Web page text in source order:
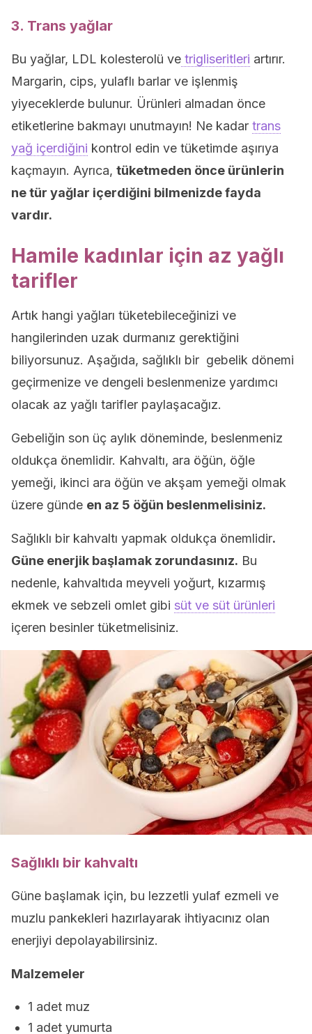
3. Trans yağlar
Bu yağlar, LDL kolesterolü ve trigliseritleri artırır.
Margarin, cips, yulaflı barlar ve işlenmiş
yiyeceklerde bulunur. Ürünleri almadan önce
etiketlerine bakmayı unutmayın! Ne kadar trans
yağ içerdiğini kontrol edin ve tüketimde aşırıya
kaçmayın. Ayrıca, tüketmeden önce ürünlerin
ne tür yağlar içerdiğini bilmenizde fayda
vardır.
Hamile kadınlar için az yağlı
tarifler
Artık hangi yağları tüketebileceğinizi ve
hangilerinden uzak durmanız gerektiğini
biliyorsunuz. Aşağıda, sağlıklı bir gebelik dönemi
geçirmenize ve dengeli beslenmenize yardımcı
olacak az yağlı tarifler paylaşacağız.
Gebeliğin son üç aylık döneminde, beslenmeniz
oldukça önemlidir. Kahvaltı, ara öğün, öğle
yemeği, ikinci ara öğün ve akşam yemeği olmak
üzere günde en az 5 öğün beslenmelisiniz.
Sağlıklı bir kahvaltı yapmak oldukça önemlidir.
Güne enerjik başlamak zorundasınız. Bu
nedenle, kahvaltıda meyveli yoğurt, kızarmış
ekmek ve sebzeli omlet gibi süt ve süt ürünleri
içeren besinler tüketmelisiniz.
Sağlıklı bir kahvaltı
Güne başlamak için, bu lezzetli yulaf ezmeli ve
muzlu pankekleri hazırlayarak ihtiyacınız olan
enerjiyi depolayabilirsiniz.
Malzemeler
1 adet muz
1 adet yumurta